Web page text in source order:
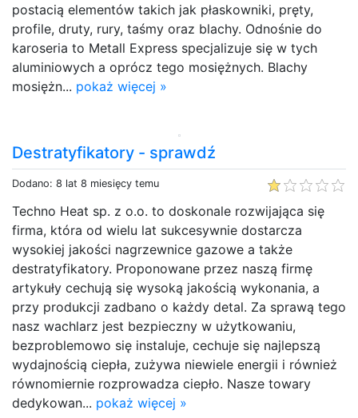
postacią elementów takich jak płaskowniki, pręty,
profile, druty, rury, taśmy oraz blachy. Odnośnie do
karoseria to Metall Express specjalizuje się w tych
aluminiowych a oprócz tego mosiężnych. Blachy
mosiężn... pokaż więcej »
Destratyfikatory - sprawdź
Dodano: 8 lat 8 miesięcy temu
Techno Heat sp. z o.o. to doskonale rozwijająca się
firma, która od wielu lat sukcesywnie dostarcza
wysokiej jakości nagrzewnice gazowe a także
destratyfikatory. Proponowane przez naszą firmę
artykuły cechują się wysoką jakością wykonania, a
przy produkcji zadbano o każdy detal. Za sprawą tego
nasz wachlarz jest bezpieczny w użytkowaniu,
bezproblemowo się instaluje, cechuje się najlepszą
wydajnością ciepła, zużywa niewiele energii i również
równomiernie rozprowadza ciepło. Nasze towary
dedykowan... pokaż więcej »